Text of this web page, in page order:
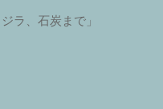
ラ、石炭まで」